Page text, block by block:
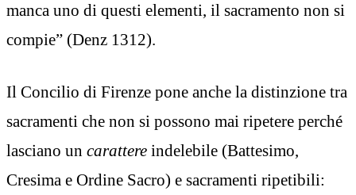
manca uno di questi elementi, il sacramento non si
compie” (Denz 1312).
Il Concilio di Firenze pone anche la distinzione tra
sacramenti che non si possono mai ripetere perché
lasciano un carattere indelebile (Battesimo,
Cresima e Ordine Sacro) e sacramenti ripetibili: